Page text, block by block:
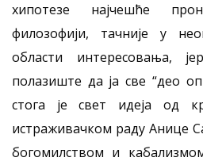
хипотезе најчешће
филозофији, тачније у
области интересовања,
полазиште да ја све “део
стога је свет идеја од
истраживачком раду Анице
богомилством и